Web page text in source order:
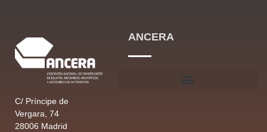
C/ Príncipe de
Vergara, 74
28006 Madrid
ANCERA